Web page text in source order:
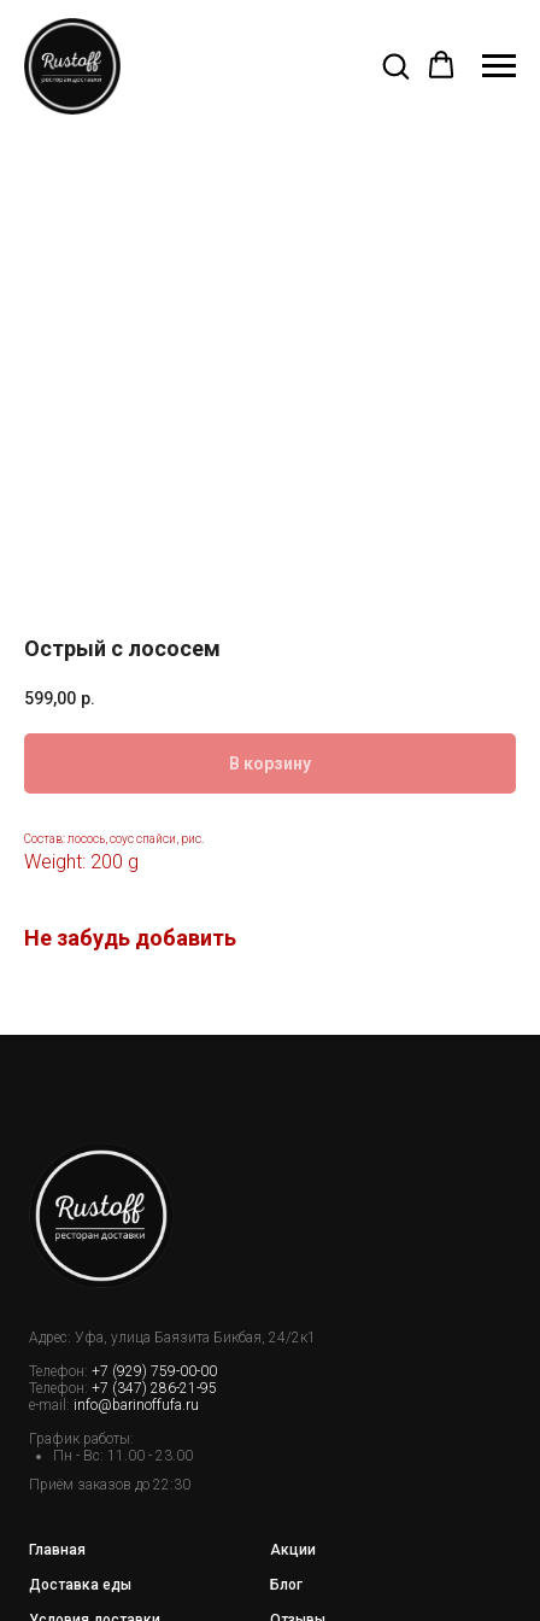
Острый с лососем
599,00 р.
В корзину
Состав: лосось, соус спайси, рис.
Weight: 200 g
Не забудь добавить
Адрес: Уфа, улица Баязита Бикбая, 24/2к1
Телефон: +7 (929) 759-00-00
Телефон: +7 (347) 286-21-95
e-mail: info@barinoffufa.ru
График работы:
Пн - Вс: 11.00 - 23.00
Приём заказов до 22:30
Главная
Доставка еды
Акции
Блог